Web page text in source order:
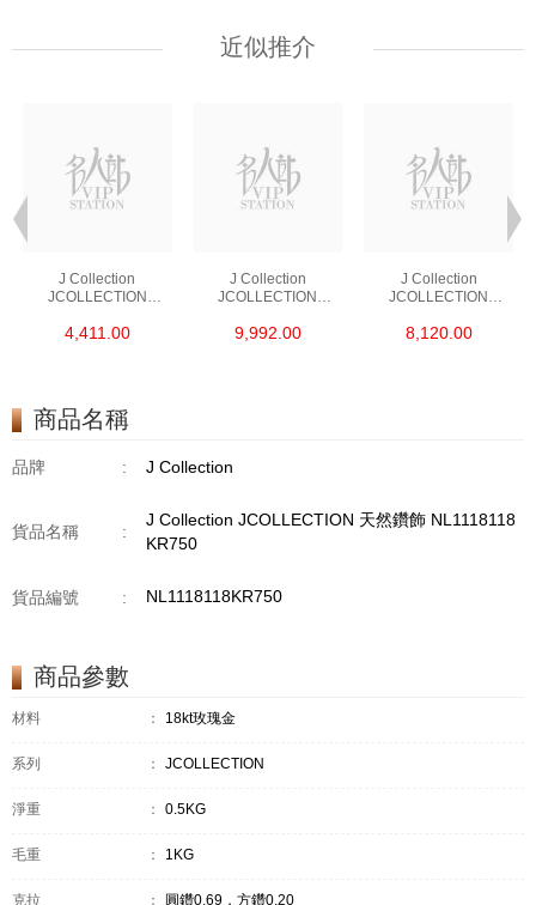
近似推介
J Collection
JCOLLECTION
RDDI 0.48 CT18KR
4,411.00
J Collection
JCOLLECTION
RDDI 1.34 CT18KW
9,992.00
J Collection
JCOLLECTION
W/DIAMOND 7
8,120.00
商品名稱
品牌 : J Collection
貨品名稱 :
J Collection JCOLLECTION 天然鑽飾 NL1118118
KR750
貨品編號 : NL1118118KR750
商品參數
材料 ： 18kt玫瑰金
系列 ： JCOLLECTION
淨重 ： 0.5KG
毛重 ： 1KG
克拉 ： 圓鑽0.69，方鑽0.20